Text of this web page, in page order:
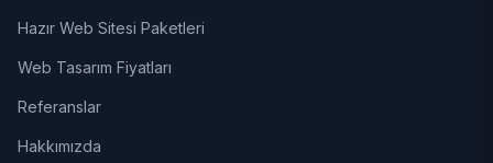
Hazır Web Sitesi Paketleri
Web Tasarım Fiyatları
Referanslar
Hakkımızda